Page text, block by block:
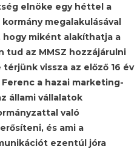
elnöke egy héttel a
megalakulásával
hogy miként alakíthatja a
tud az MMSZ hozzájárulni
vissza az előző 16 év
a hazai marketing-
állami vállalatok
való
és ami a
ezentúl jóra